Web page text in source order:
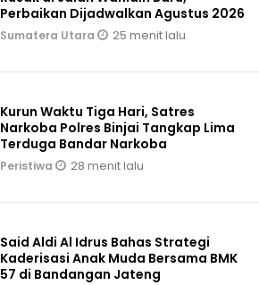
Perbaikan Dijadwalkan Agustus 2026
Sumatera Utara 25 menit lalu
Kurun Waktu Tiga Hari, Satres
Narkoba Polres Binjai Tangkap Lima
Terduga Bandar Narkoba
Peristiwa 28 menit lalu
Said Aldi Al Idrus Bahas Strategi
Kaderisasi Anak Muda Bersama BMK
57 di Bandangan Jateng